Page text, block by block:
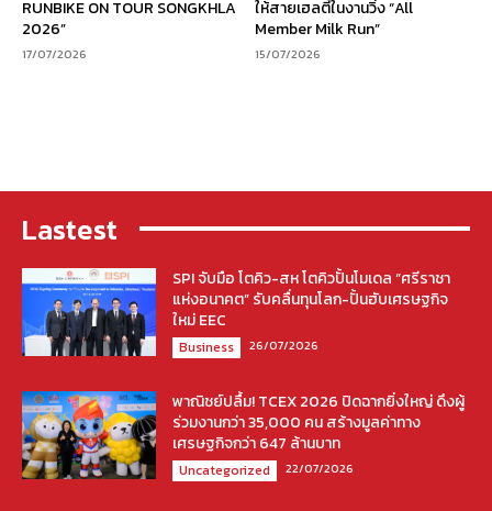
RUNBIKE ON TOUR SONGKHLA
2026”
17/07/2026
ให้สายเฮลตี้ในงานวิ่ง “All
Member Milk Run”
15/07/2026
Lastest
SPI จับมือ โตคิว-สห โตคิวปั้นโมเดล “ศรีราชา
แห่งอนาคต” รับคลื่นทุนโลก-ปั้นฮับเศรษฐกิจ
ใหม่ EEC
Business 26/07/2026
พาณิชย์ปลื้ม! TCEX 2026 ปิดฉากยิ่งใหญ่ ดึงผู้
ร่วมงานกว่า 35,000 คน สร้างมูลค่าทาง
เศรษฐกิจกว่า 647 ล้านบาท
Uncategorized 22/07/2026